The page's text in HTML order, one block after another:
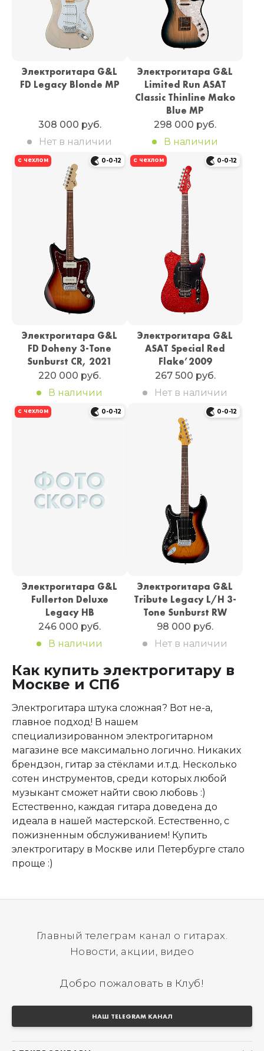
Электрогитара G&L
FD Legacy Blonde MP
308 000 руб.
Нет в наличии
Электрогитара G&L
Limited Run ASAT
Classic Thinline Mako
Blue MP
298 000 руб.
В наличии
с чехлом 0-0-12
Электрогитара G&L
FD Doheny 3-Tone
Sunburst CR, 2021
220 000 руб.
В наличии
с чехлом 0-0-12
Электрогитара G&L
ASAT Special Red
Flake’2009
267 500 руб.
Нет в наличии
с чехлом 0-0-12
Электрогитара G&L
Fullerton Deluxe
Legaсy HB
246 000 руб.
В наличии
0-0-12
Электрогитара G&L
Tribute Legacy L/H 3-
Tone Sunburst RW
98 000 руб.
Нет в наличии
Как купить электрогитару в
Москве и СПб
Электрогитара штука сложная? Вот не-а,
главное подход! В нашем
специализированном электрогитарном
магазине все максимально логично. Никаких
брендзон, гитар за стёклами и.т.д. Несколько
сотен инструментов, среди которых любой
музыкант сможет найти свою любовь :)
Естественно, каждая гитара доведена до
идеала в нашей мастерской. Естественно, с
пожизненным обслуживанием! Купить
электрогитару в Москве или Петербурге стало
проще :)
Главный телеграм канал о гитарах.
Новости, акции, видео
Добро пожаловать в Клуб!
НАШ TELEGRAM КАНАЛ